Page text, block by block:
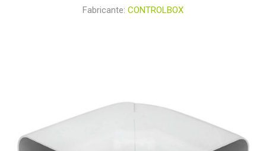
Fabricante: CONTROLBOX